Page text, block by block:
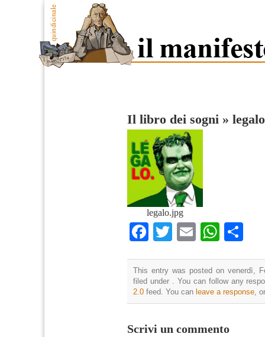
Il libro dei sogni » legalo
legalo.jpg
Facebook
TwitterEmail
This entry was posted on venerdì,
filed under . You can follow any
2.0 feed. You can leave a response,
Scrivi un commento